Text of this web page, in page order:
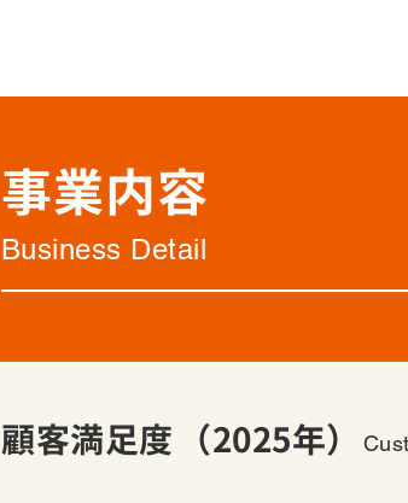
事業内容
Business Detail
顧客満足度 （2025年）